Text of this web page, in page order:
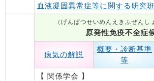
血液凝固異常症等に関する研究班
（げんぱつせいめんえきふぜんし
原発性免疫不全症
病気の解説
概要・診断基準
等
【 関係学会 】